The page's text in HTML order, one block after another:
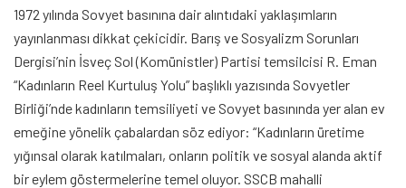
1972 yılında Sovyet basınına dair alıntıdaki yaklaşımların
yayınlanması dikkat çekicidir. Barış ve Sosyalizm Sorunları
Dergisi’nin İsveç Sol (Komünistler) Partisi temsilcisi R. Eman
“Kadınların Reel Kurtuluş Yolu” başlıklı yazısında Sovyetler
Birliği’nde kadınların temsiliyeti ve Sovyet basınında yer alan ev
emeğine yönelik çabalardan söz ediyor: “Kadınların üretime
yığınsal olarak katılmaları, onların politik ve sosyal alanda aktif
bir eylem göstermelerine temel oluyor. SSCB mahalli